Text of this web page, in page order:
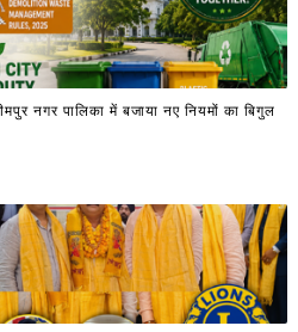
नगर पालिका में बजाया नए नियमों का बिगुल